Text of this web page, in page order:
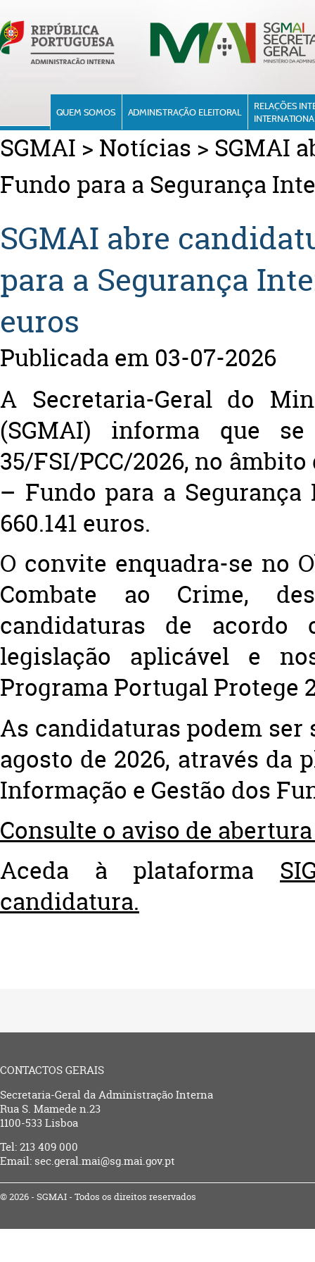
QUEM SOMOS ADMINISTRAÇÃO ELEITORAL
RELAÇÕES
SGMAI > Notícias > SGMAI
Fundo para a Segurança
SGMAI abre
para a Segurança
euros
Publicada em 03-07-2026
A Secretaria-Geral do
(SGMAI) informa que
35/FSI/PCC/2026, no âmbito
– Fundo para a
660.141 euros.
O convite enquadra-se no
Combate ao Crime,
candidaturas de acordo
legislação aplicável e
Programa Portugal Protege
As candidaturas podem
agosto de 2026, através da
Informação e Gestão dos
Consulte o aviso de
Aceda à plataforma
candidatura.
CONTACTOS GERAIS
Secretaria-Geral da Administração Interna
Rua S. Mamede n.23
1100-533 Lisboa
Tel: 213 409 000
Email: sec.geral.mai@sg.mai.gov.pt
© 2026 - SGMAI - Todos os direitos reservados